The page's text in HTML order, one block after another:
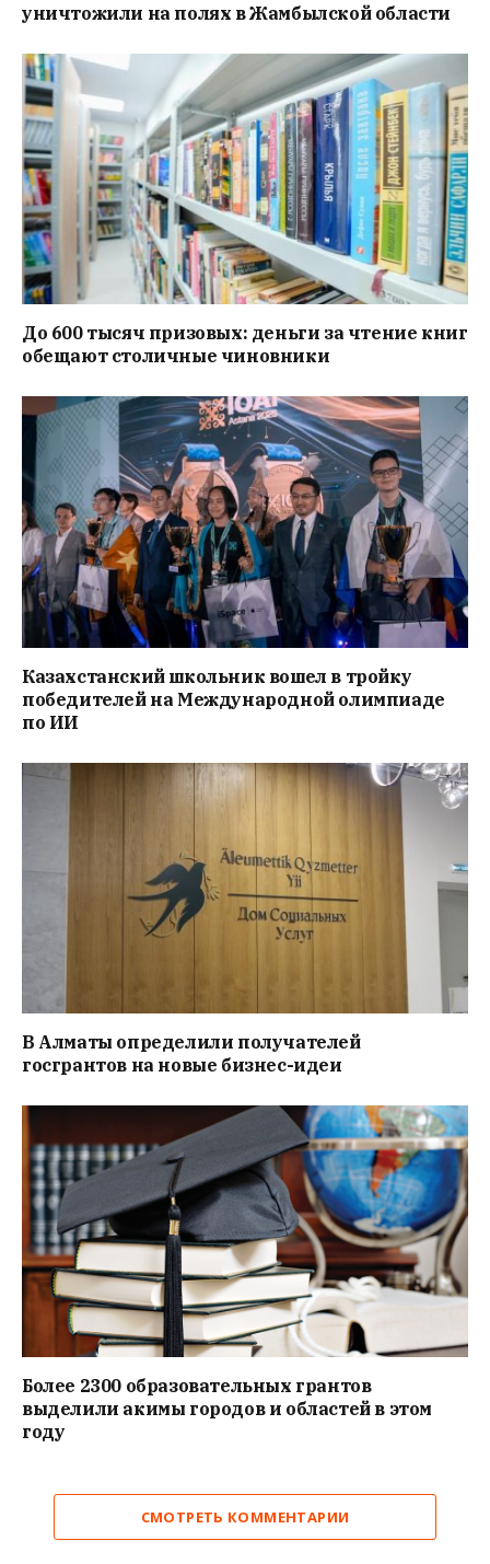
уничтожили на полях в Жамбылской области
До 600 тысяч призовых: деньги за чтение книг
обещают столичные чиновники
Казахстанский школьник вошел в тройку
победителей на Международной олимпиаде
по ИИ
В Алматы определили получателей
госгрантов на новые бизнес-идеи
Более 2300 образовательных грантов
выделили акимы городов и областей в этом
году
СМОТРЕТЬ КОММЕНТАРИИ